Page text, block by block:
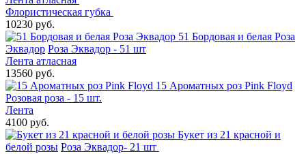
Флористическая губка
10230 руб.
51 Бордовая и белая Роза
Эквадор Роза Эквадор - 51 шт
Лента атласная
13560 руб.
15 Ароматных роз Pink Floyd
Розовая роза - 15 шт.
Лента
4100 руб.
Букет из 21 красной и
белой розы Роза Эквадор- 21 шт